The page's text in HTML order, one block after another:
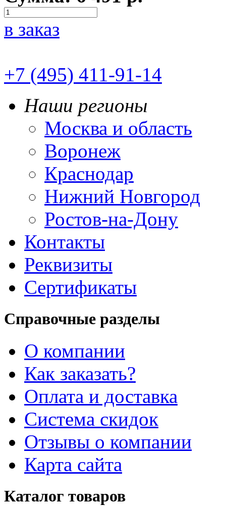
в заказ
+7 (495) 411-91-14
Наши регионы
Москва и область
Воронеж
Краснодар
Нижний Новгород
Ростов-на-Дону
Контакты
Реквизиты
Сертификаты
Справочные разделы
О компании
Как заказать?
Оплата и доставка
Система скидок
Отзывы о компании
Карта сайта
Каталог товаров